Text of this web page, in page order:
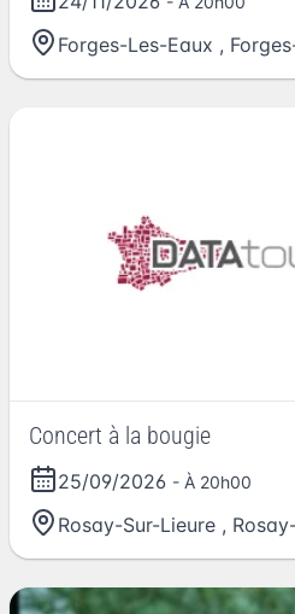
Forges-Les-Eaux ,
Concert à la bougie
25/09/2026 - À 20h00
Rosay-Sur-Lieure ,